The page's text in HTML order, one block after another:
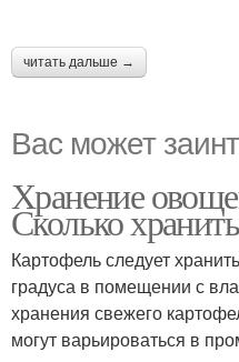
читать дальше →
Вас может
Хранение
Сколько
Картофель следует
градуса в помещении с
хранения свежего
могут варьироваться в